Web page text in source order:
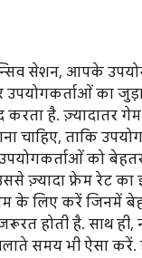
सेशन, आपके
उपयोगकर्ताओं का
करता है. ज़्यादातर
चाहिए, ताकि
को
ज़्यादा फ़्रेम रेट
के लिए करें जिनमें
होती है. साथ ही,
समय भी ऐसा करें.